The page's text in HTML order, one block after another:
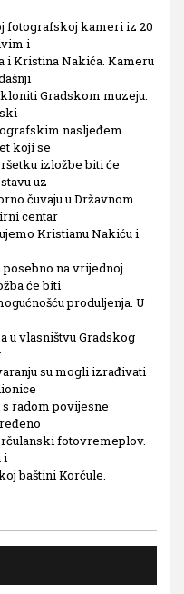
fotografskoj kameri iz 20
i
i Kristina Nakića. Kameru
Gradskom muzeju.
nasljeđem
koji se
izložbe biti će
uz
čuvaju u Državnom
centar
Kristianu Nakiću i
posebno na vrijednoj
će biti
produljenja. U
u vlasništvu Gradskog
su mogli izrađivati
radom povijesne
fotovremeplov.
i
baštini Korčule.